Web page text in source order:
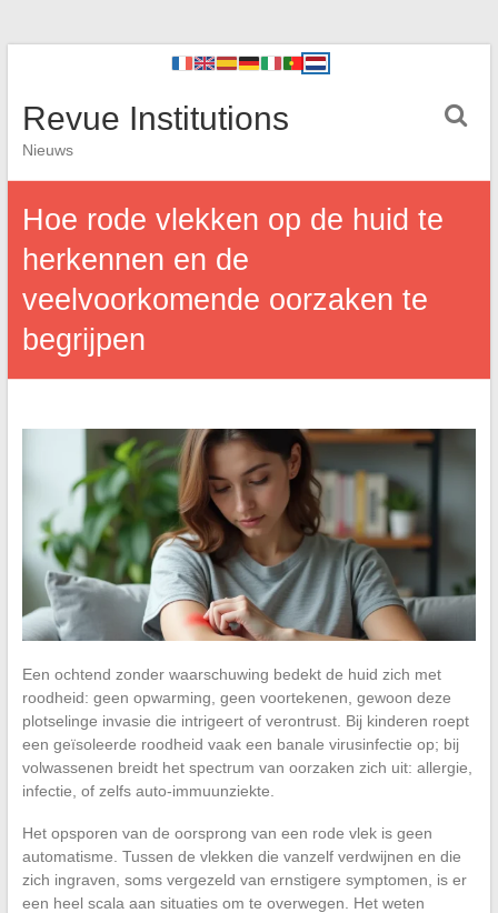
Revue Institutions
Nieuws
Hoe rode vlekken op de huid te
herkennen en de
veelvoorkomende oorzaken te
begrijpen
Een ochtend zonder waarschuwing bedekt de huid zich met
roodheid: geen opwarming, geen voortekenen, gewoon deze
plotselinge invasie die intrigeert of verontrust. Bij kinderen roept
een geïsoleerde roodheid vaak een banale virusinfectie op; bij
volwassenen breidt het spectrum van oorzaken zich uit: allergie,
infectie, of zelfs auto-immuunziekte.
Het opsporen van de oorsprong van een rode vlek is geen
automatisme. Tussen de vlekken die vanzelf verdwijnen en die
zich ingraven, soms vergezeld van ernstigere symptomen, is er
een heel scala aan situaties om te overwegen. Het weten